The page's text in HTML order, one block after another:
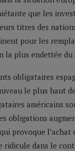
que les
titres des
pour les
la plus endettée du
obligataires
le plus haut
américains
obligations
provoque l’achat
ridicule dans le